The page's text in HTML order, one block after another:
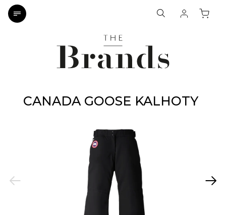
CANADA GOOSE KALHOTY
Previous Next